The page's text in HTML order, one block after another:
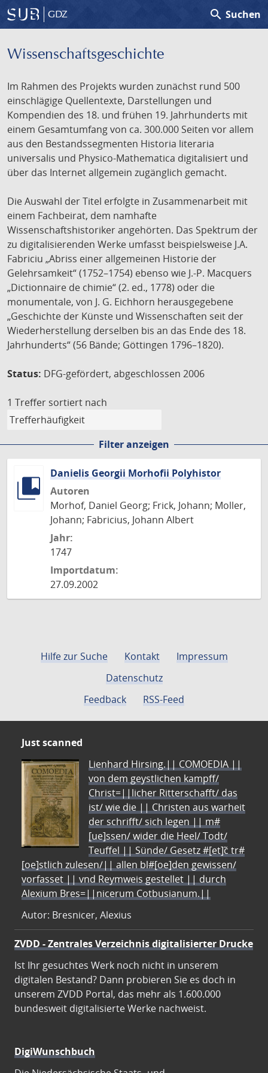
GDZ search Suchen
Wissenschafts­geschichte
Im Rahmen des Projekts wurden zunächst rund 500
einschlägige Quellentexte, Darstellungen und
Kompendien des 18. und frühen 19. Jahrhunderts mit
einem Gesamtumfang von ca. 300.000 Seiten vor allem
aus den Bestandssegmenten Historia literaria
universalis und Physico-Mathematica digitalisiert und
über das Internet allgemein zugänglich gemacht.
Die Auswahl der Titel erfolgte in Zusammenarbeit mit
einem Fachbeirat, dem namhafte
Wissenschaftshistoriker angehörten. Das Spektrum der
zu digitalisierenden Werke umfasst beispielsweise J.A.
Fabriciu „Abriss einer allgemeinen Historie der
Gelehrsamkeit“ (1752–1754) ebenso wie J.-P. Macquers
„Dictionnaire de chimie“ (2. ed., 1778) oder die
monumentale, von J. G. Eichhorn herausgegebene
„Geschichte der Künste und Wissenschaften seit der
Wiederherstellung derselben bis an das Ende des 18.
Jahrhunderts“ (56 Bände; Göttingen 1796–1820).
Status: DFG-gefördert, abgeschlossen 2006
1 Treffer sortiert nach
Filter anzeigen
Danielis Georgii Morhofii Polyhistor
Autoren
Morhof, Daniel Georg; Frick, Johann; Moller,
Johann; Fabricius, Johann Albert
Jahr:
1747
Importdatum:
27.09.2002
Hilfe zur Suche Kontakt
Impressum
Datenschutz
Feedback
RSS-Feed
Just scanned
Lienhard Hirsing.|| COMOEDIA ||
von dem geystlichen kampff/
Christ=||licher Ritterschafft/ das
ist/ wie die || Christen aus warheit
der schrifft/ sich legen || m#
[ue]ssen/ wider die Heel/ Todt/
Teuffel || Sünde/ Gesetz #[et]c̃ tr#
[oe]stlich zulesen/|| allen bl#[oe]den gewissen/
vorfasset || vnd Reymweis gestellet || durch
Alexium Bres=||nicerum Cotbusianum.||
Autor: Bresnicer, Alexius
ZVDD - Zentrales Verzeichnis digitalisierter Drucke
Ist Ihr gesuchtes Werk noch nicht in unserem
digitalen Bestand? Dann probieren Sie es doch in
unserem ZVDD Portal, das mehr als 1.600.000
bundesweit digitalisierte Werke nachweist.
DigiWunschbuch